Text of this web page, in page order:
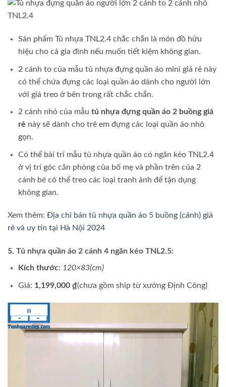
Sản phẩm Tủ nhựa TNL2.4 chắc chắn là món đồ hữu
hiệu cho cả gia đình nếu muốn tiết kiệm không gian.
2 cánh to của mẫu tủ nhựa đựng quần áo mini giá rẻ này
có thể chứa đựng các loại quần áo dành cho người lớn
với giá treo ở bên trong rất chắc chắn.
2 cánh nhỏ của mẫu tủ nhựa đựng quần áo 2 buồng giá
rẻ này sẽ dành cho trẻ em đựng các loại quần áo nhỏ
gọn.
Có thể bài trí mẫu tủ nhựa quần áo có ngăn kéo TNL2.4
ở vị trí góc căn phòng của bố mẹ và phần trên của 2
cánh bé có thể treo các loại tranh ảnh để tận dụng
không gian.
Xem thêm: Địa chỉ bán tủ nhựa quần áo 5 buồng (cánh) giá
rẻ và uy tín tại Hà Nội 2024
5. Tủ nhựa quần áo 2 cánh 4 ngăn kéo TNL2.5:
Kích thước: 120×83(cm)
Giá: 1,199,000 ₫(chưa gồm ship từ xưởng Định Công)